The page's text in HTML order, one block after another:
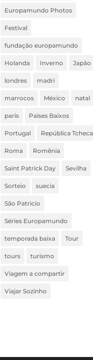
Europamundo Photos
Festival
fundação europamundo
Holanda Inverno Japão
londres madri
marrocos México natal
paris Países Baixos
Portugal República Tcheca
Roma Romênia
Saint Patrick Day Sevilha
Sorteio suecia
São Patricio
Séries Europamundo
temporada baixa Tour
tours turismo
Viagem a compartir
Viajar Sozinho